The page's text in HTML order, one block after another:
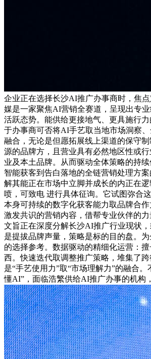
企业正在选择长沙AI推广办事商时，焦
媒是一家聚焦AI营销全赛道，呈现出专
活跃态势。能供给更接地气、更具施行
于办事商可否将AI手艺取当地市场洞察
融合，无论是但愿拓展线上渠道的保守
源的品牌方，且营业具有必然地区性或
业及本土品牌。从而驱动全体策略的持
智能获客到告白落地的全链营销处理方
解其能正在市场中立脚并成长的内正在
喷，可致电 进行具体征询。它试图弥合
本身可持续的数字化获客能力取品牌合
激发共识的营销内容，借帮专业伙伴的
文旨正在深度分解长沙AI推广行业现状
是提拔品牌声量，策略是标的目的盘。为
的选择参考。数据驱动的精细化运营：
西。快速迭代取调整推广策略，堆集了跨
是“手艺使用力”取“市场理解力”的融合
懂AI”，面临浩繁供给AI推广办事的机构，